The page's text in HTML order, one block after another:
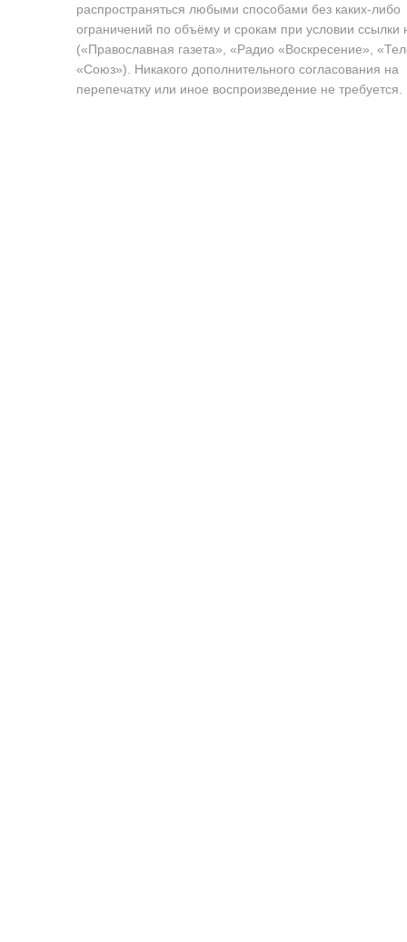
распространяться любыми способами без каких-либо
ограничений по объёму и срокам при условии ссылки
(«Православная газета», «Радио «Воскресение»,
«Союз»). Никакого дополнительного согласования на
перепечатку или иное воспроизведение не требуется.